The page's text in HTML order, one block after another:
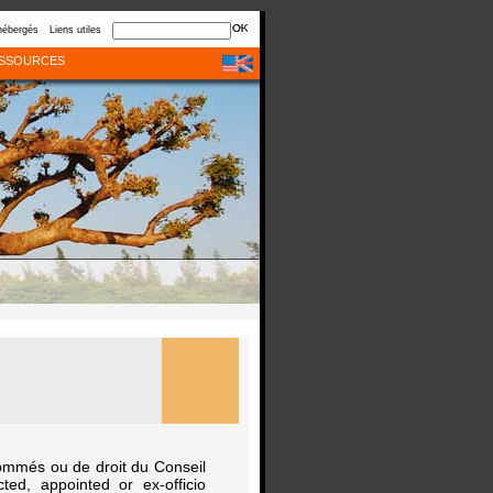
Liens utiles
ou de droit du Conseil
appointed or ex-officio